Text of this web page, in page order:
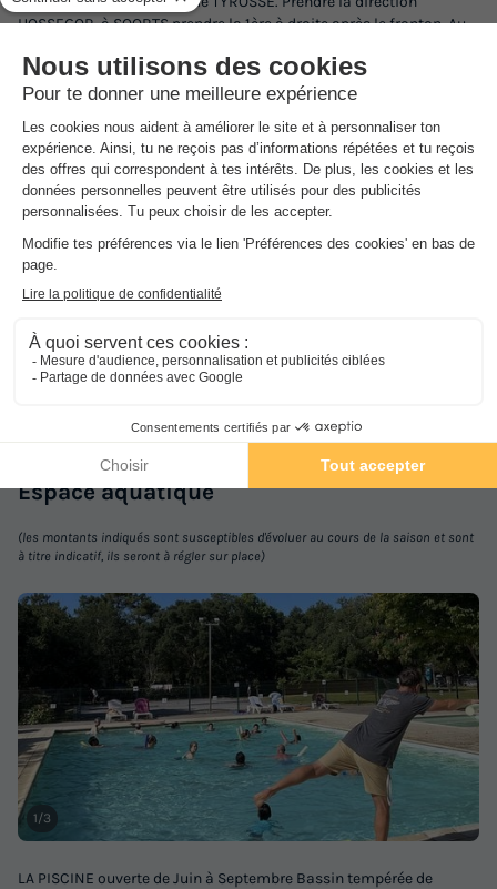
HOSSEGOR, à SOORTS prendre la 1ère à droite après le fronton. Au
droite). Arriver au Lac Marin. Tourner à droite ( Lac à votre gauche ).
Au bout du Lac, prendre le 2ème croisement à gauche direction
Voir plus
Informations générales
Parking
Voiture conseillée
Espaceaquatique
(les montants indiqués sont susceptibles d'évoluer au cours de la saison et sont
à titre indicatif, ils seront à régler sur place)
1/3
LA PISCINE ouverte de Juin à Septembre Bassin tempérée de